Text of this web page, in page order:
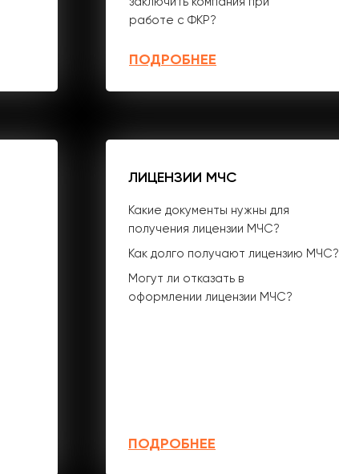
ПОДРОБНЕЕ
работе с ФКР?
ЛИЦЕНЗИИ МЧС
ПОДРОБНЕЕ
Какие документы нужны для
получения лицензии МЧС?
Как долго получают лицензию МЧС?
Могут ли отказать в
оформлении лицензии МЧС?